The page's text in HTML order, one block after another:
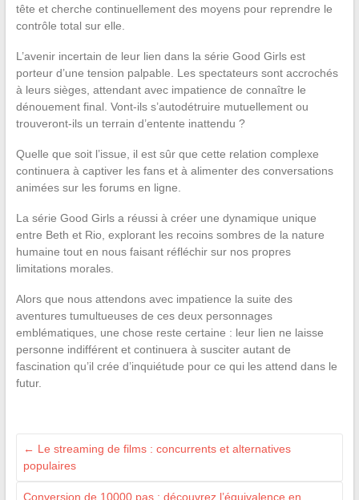
tête et cherche continuellement des moyens pour reprendre le
contrôle total sur elle.
L’avenir incertain de leur lien dans la série Good Girls est
porteur d’une tension palpable. Les spectateurs sont accrochés
à leurs sièges, attendant avec impatience de connaître le
dénouement final. Vont-ils s’autodétruire mutuellement ou
trouveront-ils un terrain d’entente inattendu ?
Quelle que soit l’issue, il est sûr que cette relation complexe
continuera à captiver les fans et à alimenter des conversations
animées sur les forums en ligne.
La série Good Girls a réussi à créer une dynamique unique
entre Beth et Rio, explorant les recoins sombres de la nature
humaine tout en nous faisant réfléchir sur nos propres
limitations morales.
Alors que nous attendons avec impatience la suite des
aventures tumultueuses de ces deux personnages
emblématiques, une chose reste certaine : leur lien ne laisse
personne indifférent et continuera à susciter autant de
fascination qu’il crée d’inquiétude pour ce qui les attend dans le
futur.
← Le streaming de films : concurrents et alternatives
populaires
Conversion de 10000 pas : découvrez l’équivalence en